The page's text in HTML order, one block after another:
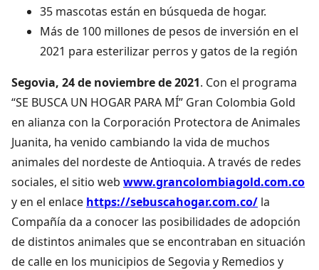
35 mascotas están en búsqueda de hogar.
Más de 100 millones de pesos de inversión en el
2021 para esterilizar perros y gatos de la región
Segovia, 24 de noviembre de 2021. Con el programa
“SE BUSCA UN HOGAR PARA MÍ” Gran Colombia Gold
en alianza con la Corporación Protectora de Animales
Juanita, ha venido cambiando la vida de muchos
animales del nordeste de Antioquia. A través de redes
sociales, el sitio web www.grancolombiagold.com.co
y en el enlace https://sebuscahogar.com.co/ la
Compañía da a conocer las posibilidades de adopción
de distintos animales que se encontraban en situación
de calle en los municipios de Segovia y Remedios y